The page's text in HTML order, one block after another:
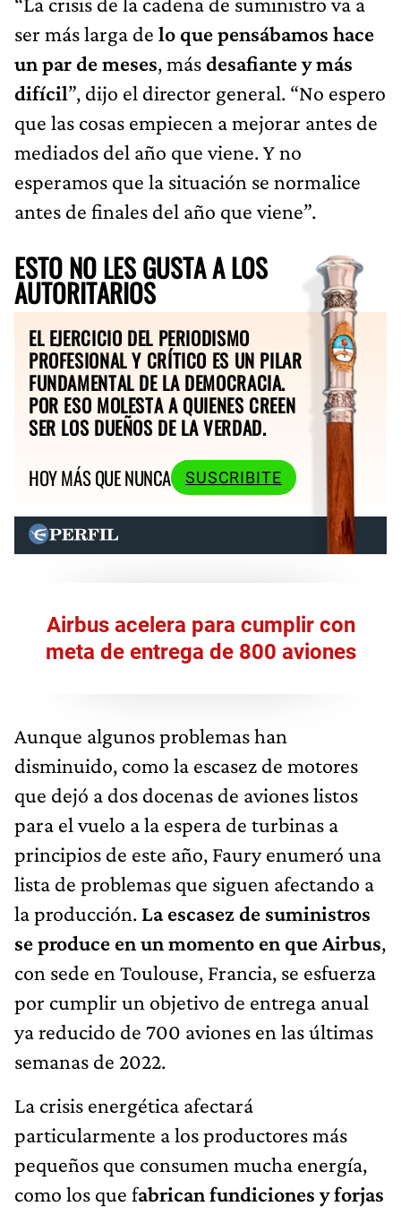
ser más larga de lo que pensábamos hace
un par de meses, másdesafiante y más
difícil”, dijo el director general. “No espero
que las cosas empiecen a mejorar antes de
mediados del año que viene. Y no
esperamos que la situación se normalice
antes de finales del año que viene”.
ESTO NO LES GUSTA A LOS
AUTORITARIOS
EL EJERCICIO DEL PERIODISMO
PROFESIONAL Y CRÍTICO ES UN PILAR
FUNDAMENTAL DE LA DEMOCRACIA.
POR ESO MOLESTA A QUIENES CREEN
SER LOS DUEÑOS DE LA VERDAD.
HOY MÁS QUE NUNCA
SUSCRIBITE
Airbus acelera para cumplir con
meta de entrega de 800 aviones
Aunque algunos problemas han
disminuido, como la escasez de motores
que dejó a dos docenas de aviones listos
para el vuelo a la espera de turbinas a
principios de este año, Faury enumeró una
lista de problemas que siguen afectando a
la producción. La escasez de suministros
se produce en un momento en que Airbus,
con sede en Toulouse, Francia, se esfuerza
por cumplir un objetivo de entrega anual
ya reducido de 700 aviones en las últimas
semanas de 2022.
La crisis energética afectará
particularmente a los productores más
pequeños que consumen mucha energía,
como los que fabrican fundiciones y forjas